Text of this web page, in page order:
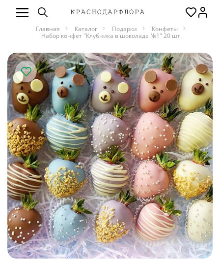
Главная Каталог Подарки
Конфеты
Набор конфет "Клубника в шоколаде №1" 20 шт.